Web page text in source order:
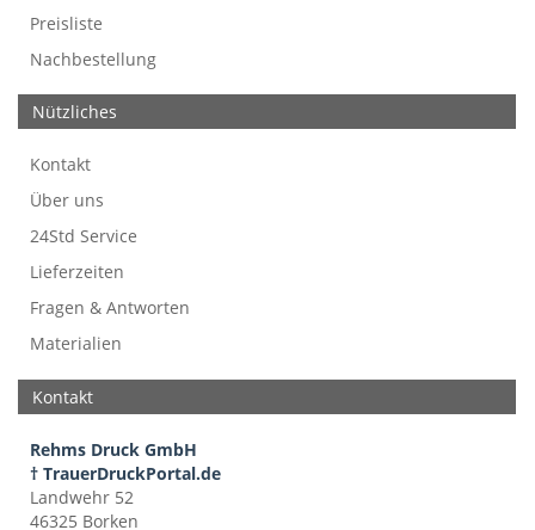
Preisliste
Nachbestellung
Nützliches
Kontakt
Über uns
24Std Service
Lieferzeiten
Fragen & Antworten
Materialien
Kontakt
Rehms Druck GmbH
† TrauerDruckPortal.de
Landwehr 52
46325 Borken